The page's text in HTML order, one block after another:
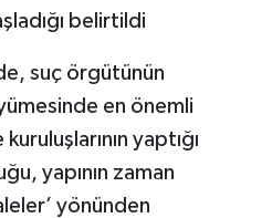
belirtildi
suç örgütünün
en önemli
yaptığı
yapının zaman
yönünden